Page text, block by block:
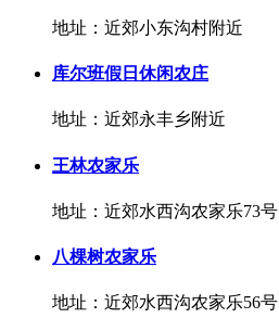
地址：近郊小东沟村附近
库尔班假日休闲农庄
地址：近郊永丰乡附近
王林农家乐
地址：近郊水西沟农家乐73号
八棵树农家乐
地址：近郊水西沟农家乐56号